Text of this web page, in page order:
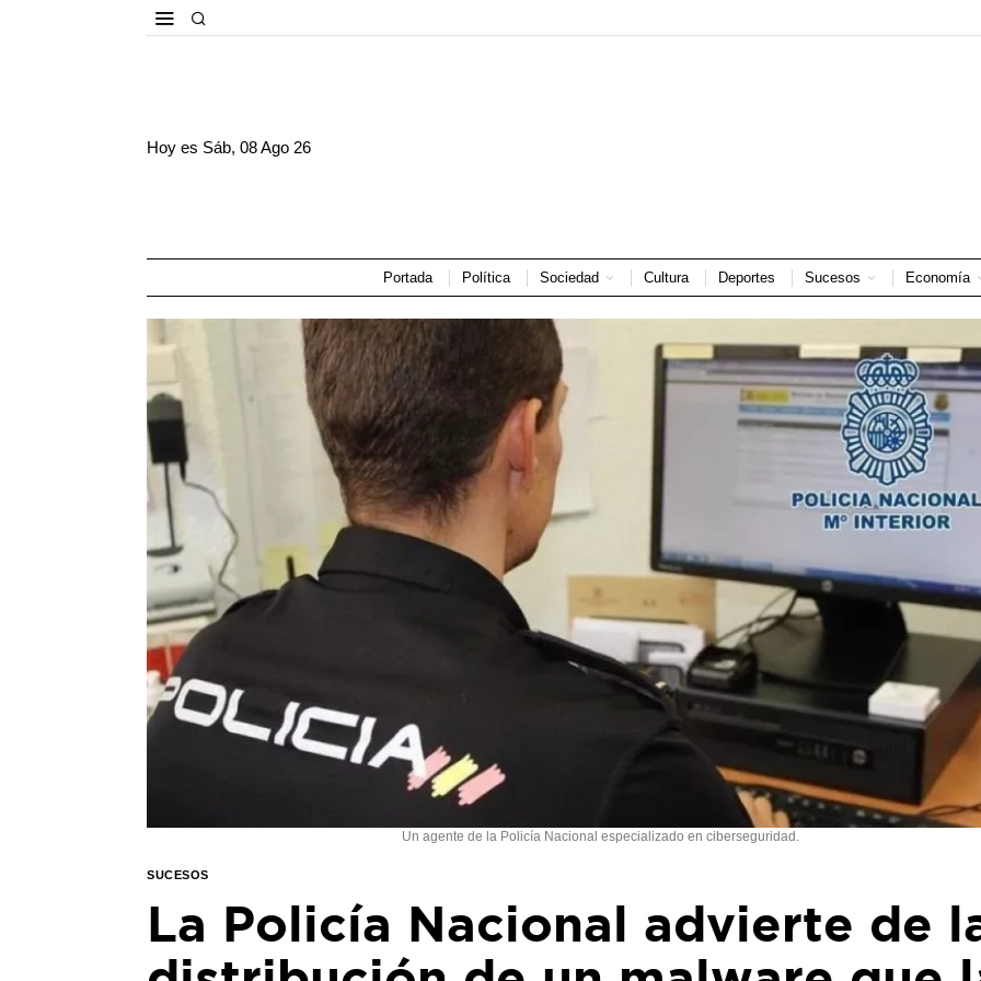
Hoy es Sáb, 08 Ago 26
Portada Política Sociedad Cultura Deportes Sucesos Economía
Un agente de la Policía Nacional especializado en ciberseguridad.
SUCESOS
La Policía Nacional advierte de